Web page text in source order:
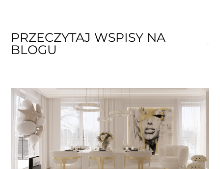
PRZECZYTAJ WSPISY NA
BLOGU